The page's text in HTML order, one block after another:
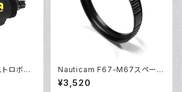
ロボカ
Nauticam F67-M67スペーサ
ーリング [部品]
¥3,520